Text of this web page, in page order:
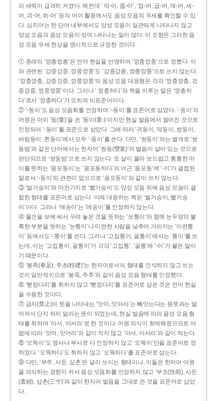
의 세력이 급격히 커졌다. 예컨대 ‘ 막-아, 좁-아’, ‘접-어, 굽-어, 재-어, 세-
어, 괴-어, 쥐-어’ 등의 어미 활용에서도 음성 모음의 우세를 확인할 수 있
다. 심지어는 한 단어 내부에서도 양성 모음이 일관되게 나타나지 않고
양성 모음과 음성 모음이 섞여 나타나는 일이 많다. 이 조항은 그러한 음
성 모음 우세 현상을 명시적으로 규정한 것이다.
① 종래의 ‘깡총깡총’은 언어 현실을 반영하여 ‘깡충깡충’으로 정했다. 이
와 관련된 ‘강중강중, 깡쭝깡쭝’도 ‘강종강종, 깡쫑깡쫑’으로 쓰지 않는다.
‘깡충깡충, 강중강중, 깡쭝깡쭝’의 음성 모음 대응형은 각각 ‘껑충껑충, 겅
중겅중, 껑쭝껑쭝’이다. 그러나 ‘ 껑충하다’와 짝을 이루는 말은 ‘깡총하
다’로서 ‘깡충하다’가 오히려 비표준어이다.
② ‘-동이’도 음성 모음화를 인정하여 ‘-둥이’를 표준어로 삼았다. ‘-둥이’의
어원은 아이 ‘동(童)’을 쓴 ‘동이(童-)’이지만 현실 발음에서 멀어진 것으로
인정되어 ‘-둥이’를 표준으로 삼았다. 그에 따라 ‘귀둥이, 막둥이, 쌍둥이,
바람둥이, 흰둥이’에서 모두 ‘-둥이’를 쓴다. 다만, ‘쌍둥이’와는 별개로 ‘쌍
동밤’과 같은 단어에서는 한자어 ‘쌍동(雙童)’의 발음이 살아 있는 것으로
판단되므로 ‘쌍둥밤’으로 쓰지 않는다. 또 살이 올라 보드랍고 통통한 아
이를 뜻하는 ‘옴포동이’는 ‘옴포동하다’의 어근 ‘옴포동’에 ‘-이’가 결합된
말로서 ‘-둥이’와 관련이 없으므로 ‘옴포둥이’와 같이 쓰지 않는다.
③ ‘발가숭이’와 마찬가지로 ‘빨가숭이’도 양성 모음 뒤에 음성 모음이 결
합한 형태를 표준어로 삼는다. 이에 대응하는 짝은 ‘벌거숭이, 뻘거숭
이’이다. 그러나 ‘애송이’는 ‘애숭이’를 인정하지 않는다.
④ 물건을 보에 싸서 꾸려 놓은 것을 뜻하는 ‘보퉁이’와 함께 눈두덩의 불
룩한 부분을 뜻하는 ‘눈퉁이’나 미련한 사람을 낮추어 가리키는 ‘미련퉁
이’ 등에서도 ‘-퉁이’를 쓴다. 그러나 ‘고집통이, 골통이’에서는 ‘통이’를 쓰
는데, 이는 ‘고집통이, 골통이’가 각각 ‘고집통’, ‘골통’에 ‘-이’가 붙은 말이
기 때문이다.
⑤ ‘봉족(奉足), 주초(柱礎)’는 한자어로서의 형태를 인식하지 않고 쓰는
것이 일반적이므로 ‘봉죽, 주추’와 같이 음성 모음 형태를 인정했다.
⑥ ‘뻗장다리’를 취하지 않고 ‘뻗정다리’를 표준어로 삼은 것은 언어 현실
을 수용한 것이다.
⑦ 금지(禁止)의 뜻을 나타내는 ‘앗아, 앗아라’는 빼앗는다는 원뜻과는 멀
어져서 단지 하지 말라는 뜻이 되었는데, 현실 발음에 따라 음성 모음 형
태를 취하여 ‘아서, 아서라’로 한 것이다. 어원 의식이 희박해졌으므로 어
법에 따라 ‘앗어, 앗어라’와 같이 적지 않고 ‘아서, 아서라’와 같이 적는다.
⑧ ‘오똑이’도 명사나 부사로 다 인정하지 않고 ‘오뚝이’만을 표준어로 정
하였다. ‘오똑하다’도 취하지 않고 ‘오뚝하다’를 표준어로 삼는다.
⑨ 다만, ‘부주, 사둔, 삼춘’은 널리 쓰이는 형태이나, 이들은 한자어 어원
을 의식하는 경향이 커서 음성 모음화를 인정하지 않고 ‘부조(扶助), 사돈
(査頓), 삼촌(三寸)’과 같이 한자어 발음을 그대로 쓴 것을 표준어로 삼았
다.